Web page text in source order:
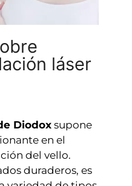
láser
Diodoxsupone
en el
del vello.
duraderos, es